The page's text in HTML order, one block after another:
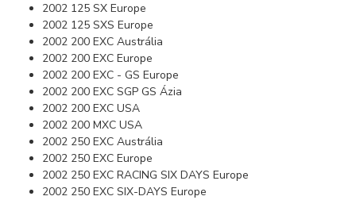
2002 125 SX Europe
2002 125 SXS Europe
2002 200 EXC Austrália
2002 200 EXC Europe
2002 200 EXC - GS Europe
2002 200 EXC SGP GS Ázia
2002 200 EXC USA
2002 200 MXC USA
2002 250 EXC Austrália
2002 250 EXC Europe
2002 250 EXC RACING SIX DAYS Europe
2002 250 EXC SIX-DAYS Europe